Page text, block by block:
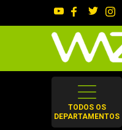
TODOS OS
DEPARTAMENTOS